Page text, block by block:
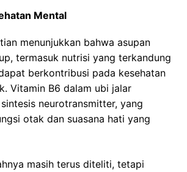
Mental
menunjukkan bahwa asupan
termasuk nutrisi yang terkandung
berkontribusi pada kesehatan
Vitamin B6 dalam ubi jalar
neurotransmitter, yang
otak dan suasana hati yang
masih terus diteliti, tetapi